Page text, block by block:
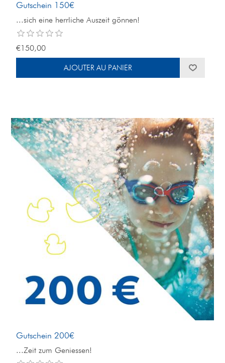
Gutschein 150€
...sich eine herrliche Auszeit gönnen!
€150,00
Gutschein 200€
...Zeit zum Geniessen!